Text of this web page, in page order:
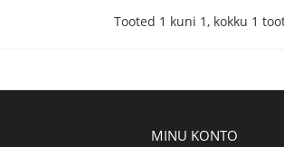
Tooted 1 kuni 1, kokku 1
MINU KONTO